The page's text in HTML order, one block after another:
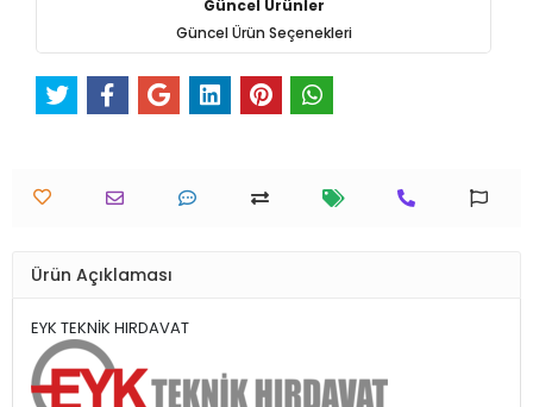
Güncel Ürünler
Güncel Ürün Seçenekleri
Ürün Açıklaması
EYK TEKNİK HIRDAVAT